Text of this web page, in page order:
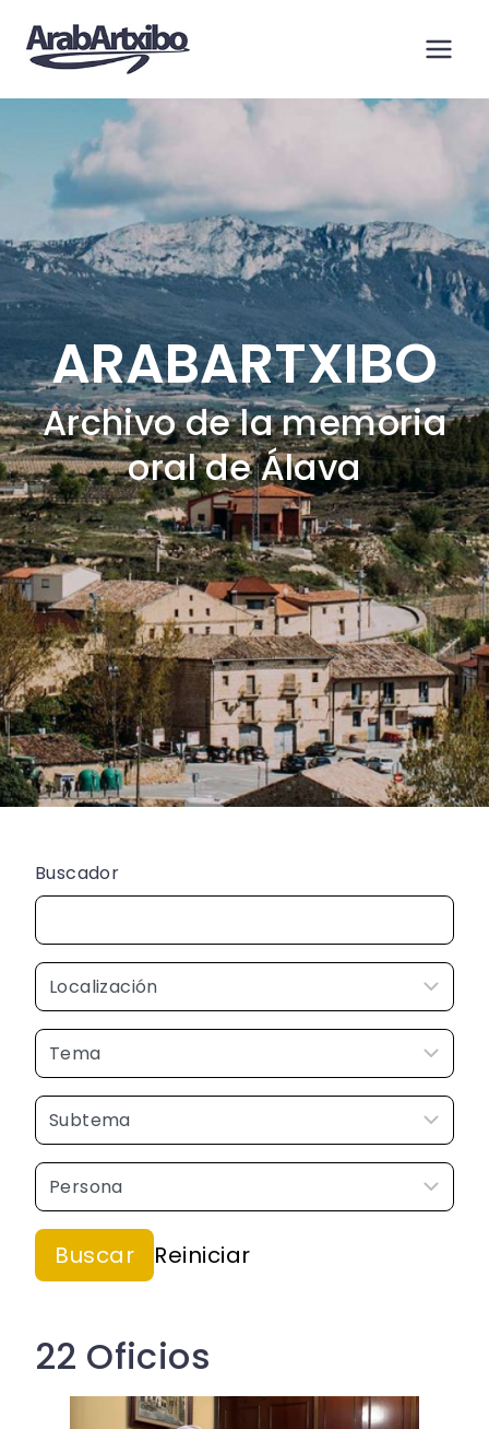
contenido
ARABARTXIBO
Archivo de la memoria
oral de Álava
Buscador
22 Oficios